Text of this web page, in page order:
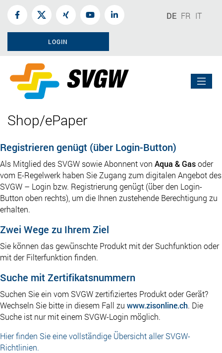
DE FR IT
LOGIN
Shop/ePaper
Registrieren genügt (über Login-Button)
Als Mitglied des SVGW sowie Abonnent von Aqua & Gasoder
vom E-Regelwerk haben Sie Zugang zum digitalen Angebot des
SVGW – Login bzw. Registrierung genügt (über den Login-
Button oben rechts), um die Ihnen zustehende Berechtigung zu
erhalten.
Zwei Wege zu Ihrem Ziel
Sie können das gewünschte Produkt mit der Suchfunktion oder
mit der Filterfunktion finden.
Suche mit Zertifikatsnummern
Suchen Sie ein vom SVGW zertifiziertes Produkt oder Gerät?
Wechseln Sie bitte in diesem Fall zu www.zisonline.ch. Die
Suche ist nur mit einem SVGW-Login möglich.
Hier finden Sie eine vollständige Übersicht aller SVGW-
Richtlinien.